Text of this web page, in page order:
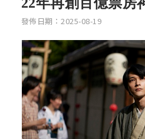
22年再創百億票房
發佈日期：2025-08-19